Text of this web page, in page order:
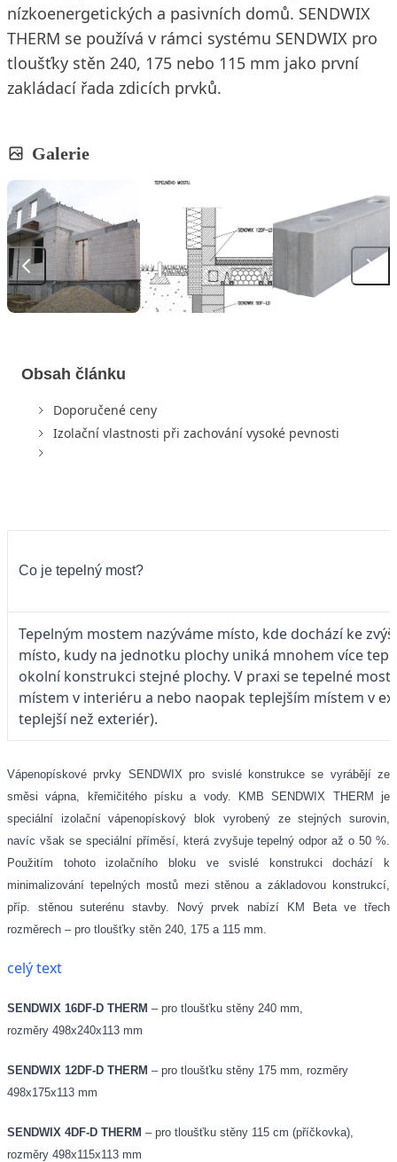
nízkoenergetických a pasivních domů. SENDWIX
THERM se používá v rámci systému SENDWIX pro
tloušťky stěn 240, 175 nebo 115 mm jako první
zakládací řada zdicích prvků.
Galerie
Obsah článku
Doporučené ceny
Izolační vlastnosti při zachování vysoké pevnosti
Co je tepelný most?
Tepelným mostem nazýváme místo, kde dochází ke
místo, kudy na jednotku plochy uniká mnohem více
okolní konstrukci stejné plochy. V praxi se tepelné
místem v interiéru a nebo naopak teplejším místem v
teplejší než exteriér).
Vápenopískové prvky SENDWIX pro svislé konstrukce se vyrábějí ze
směsi vápna, křemičitého písku a vody. KMB SENDWIX THERM je
speciální izolační vápenopískový blok vyrobený ze stejných surovin,
navíc však se speciální příměsí, která zvyšuje tepelný odpor až o 50 %.
Použitím tohoto izolačního bloku ve svislé konstrukci dochází k
minimalizování tepelných mostů mezi stěnou a základovou konstrukcí,
příp. stěnou suterénu stavby. Nový prvek nabízí KM Beta ve třech
rozměrech – pro tloušťky stěn 240, 175 a 115 mm.
celý text
SENDWIX 16DF-D THERM – pro tloušťku stěny 240 mm,
rozměry 498x240x113 mm
SENDWIX 12DF-D THERM – pro tloušťku stěny 175 mm, rozměry
498x175x113 mm
SENDWIX 4DF-D THERM – pro tloušťku stěny 115 cm (příčkovka),
rozměry 498x115x113 mm